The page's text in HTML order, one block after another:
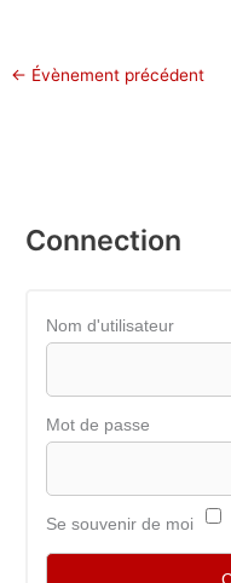
← Évènement précédent
Connection
Nom d'utilisateur
Mot de passe
Se souvenir de moi